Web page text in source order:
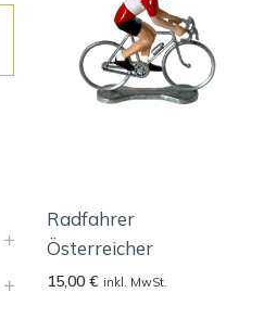
Radfahrer
Österreicher
15,00€ inkl. MwSt.